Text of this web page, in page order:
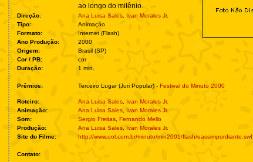
ao longo do milênio.
Direção: Ana Luisa Sales
Ivan Morales Jr.
Tipo:
Animação
Formato:
Internet (Flash)
Ano Produção:
2000
Origem:
Brasil (SP)
Cor / PB:
cor
Duração:
1 min.
Prêmios: Terceiro Lugar (Juri Popular) - Festival do Minuto 2000
Roteiro: Ana Luisa Sales
Ivan Morales Jr.
Animação:
Ana Luisa Sales
Ivan Morales Jr.
Som:
Sergio Freitas Fernando Mello
Produção:
Ana Luisa Sales
Ivan Morales Jr.
Site do Filme:
http://www.uol.com.br/minuto/min2001/flash/eassimpordiante.swf
Contato: